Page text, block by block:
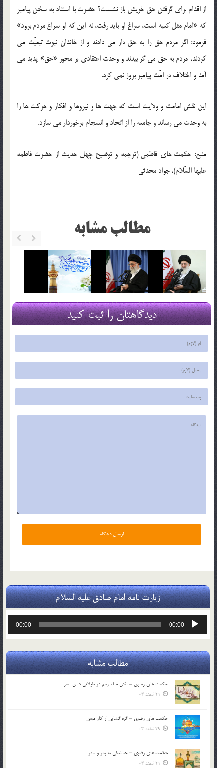
از اقدام برای گرفتن حق خویش باز نشست؟ حضرت با استناد به سخن پیامبر
که «امام مثل کعبه است، سراغ او باید رفت، نه این که او سراغ مردم برود»
فرمود: اگر مردم حق را به حق دار می دادند و از خاندان نبوت تبعیّت می
کردند، مردم به حق می گراییدند و وحدت اعتقادی بر محور «حق» پدید می
آمد و اختلاف در امّت پیامبر بروز نمی کرد.
این نقش امامت و ولایت است که جهت ها و نیروها و افکار و حرکت ها را
به وحدت می رساند و جامعه را از اتحاد و انسجام برخوردار می سازد.
منبع: حکمت های فاطمی (ترجمه و توضیح چهل حدیث از حضرت فاطمه
علیها السّلام)، جواد محدثی
مطالب مشابه
دیدگاهتان را ثبت کنید
زیارت نامه امام صادق علیه السلام
پخش‌کننده
00:00
00:00
مطالب مشابه
حکمت های رضوی – نقش صله رحم در طولانی شدن عمر
29 اسفند 03
حکمت های رضوی – گره گشایی از کار مومن
29 اسفند 03
حکمت های رضوی – حد نیکی به پدر و مادر
29 اسفند 03